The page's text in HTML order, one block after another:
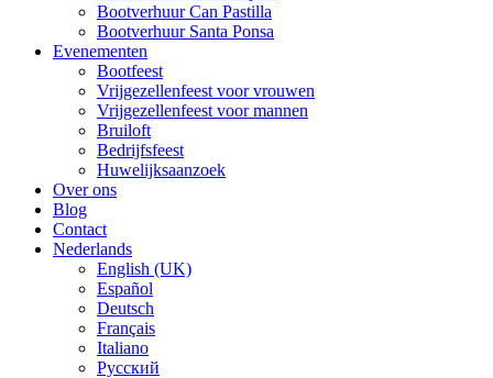
Bootverhuur Can Pastilla
Bootverhuur Santa Ponsa
Evenementen
Bootfeest
Vrijgezellenfeest voor vrouwen
Vrijgezellenfeest voor mannen
Bruiloft
Bedrijfsfeest
Huwelijksaanzoek
Over ons
Blog
Contact
Nederlands
English (UK)
Español
Deutsch
Français
Italiano
Русский